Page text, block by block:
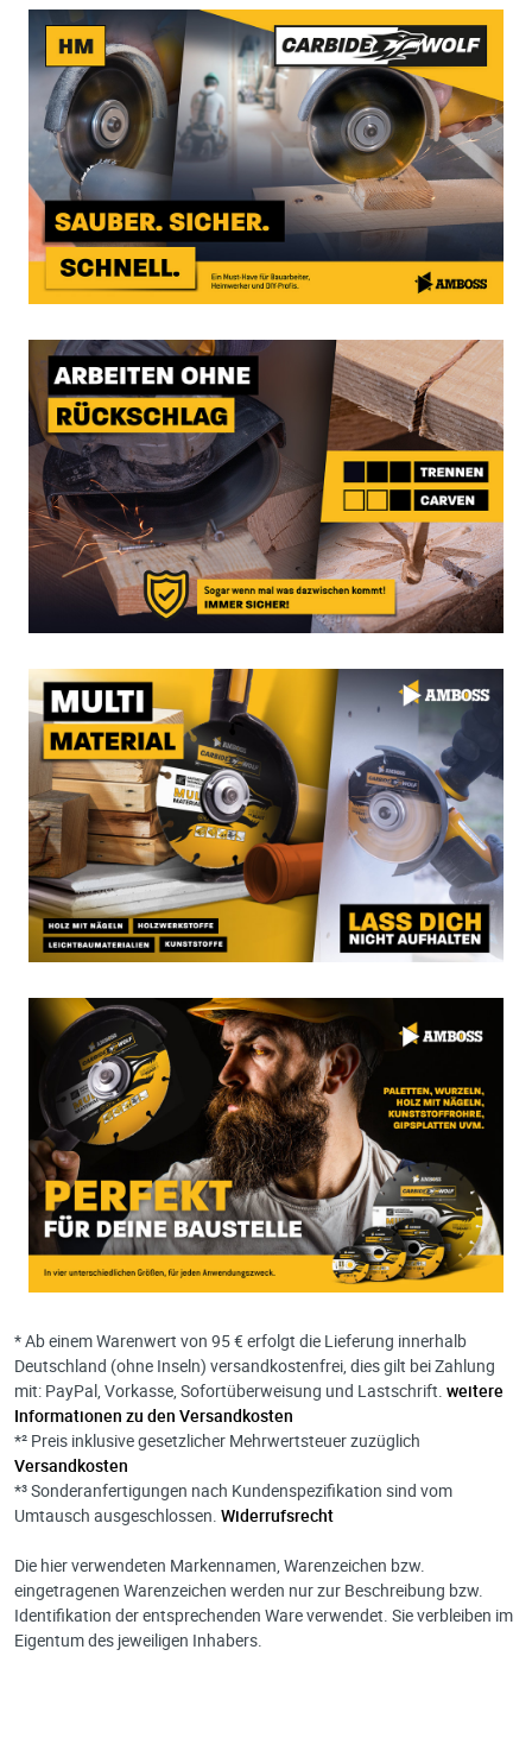
* Ab einem Warenwert von 95 € erfolgt die Lieferung innerhalb
Deutschland (ohne Inseln) versandkostenfrei, dies gilt bei Zahlung
mit: PayPal, Vorkasse, Sofortüberweisung und Lastschrift. weitere
Informationen zu den Versandkosten
*² Preis inklusive gesetzlicher Mehrwertsteuer zuzüglich
Versandkosten
*³ Sonderanfertigungen nach Kundenspezifikation sind vom
Umtausch ausgeschlossen. Widerrufsrecht
Die hier verwendeten Markennamen, Warenzeichen bzw.
eingetragenen Warenzeichen werden nur zur Beschreibung bzw.
Identifikation der entsprechenden Ware verwendet. Sie verbleiben im
Eigentum des jeweiligen Inhabers.